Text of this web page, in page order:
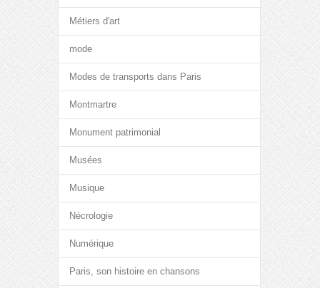
Métiers d'art
mode
Modes de transports dans Paris
Montmartre
Monument patrimonial
Musées
Musique
Nécrologie
Numérique
Paris, son histoire en chansons